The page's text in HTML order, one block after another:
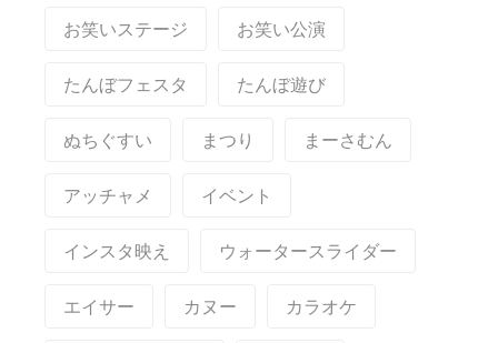
お笑いステージ お笑い公演
たんぼフェスタ たんぼ遊び
ぬちぐすい まつり まーさむん
アッチャメ イベント
インスタ映え ウォータースライダー
エイサー カヌー カラオケ